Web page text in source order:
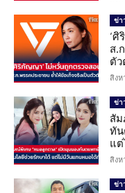
ข่า
‘
ส.
ตั
สิงห
ข่า
สั
ทัน
แ
สิงห
ข่า